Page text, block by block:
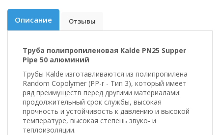
Описание Отзывы
Труба полипропиленовая Kalde PN25 Supper
Pipe 50 алюминий
Трубы Kalde изготавливаются из полипропилена
Random Copolymer (PP-r - Тип 3), который имеет
ряд преимуществ перед другими материалами:
продолжительный срок службы, высокая
прочность и устойчивость к давлению и высокой
температуре, высокая степень звуко- и
теплоизоляции.